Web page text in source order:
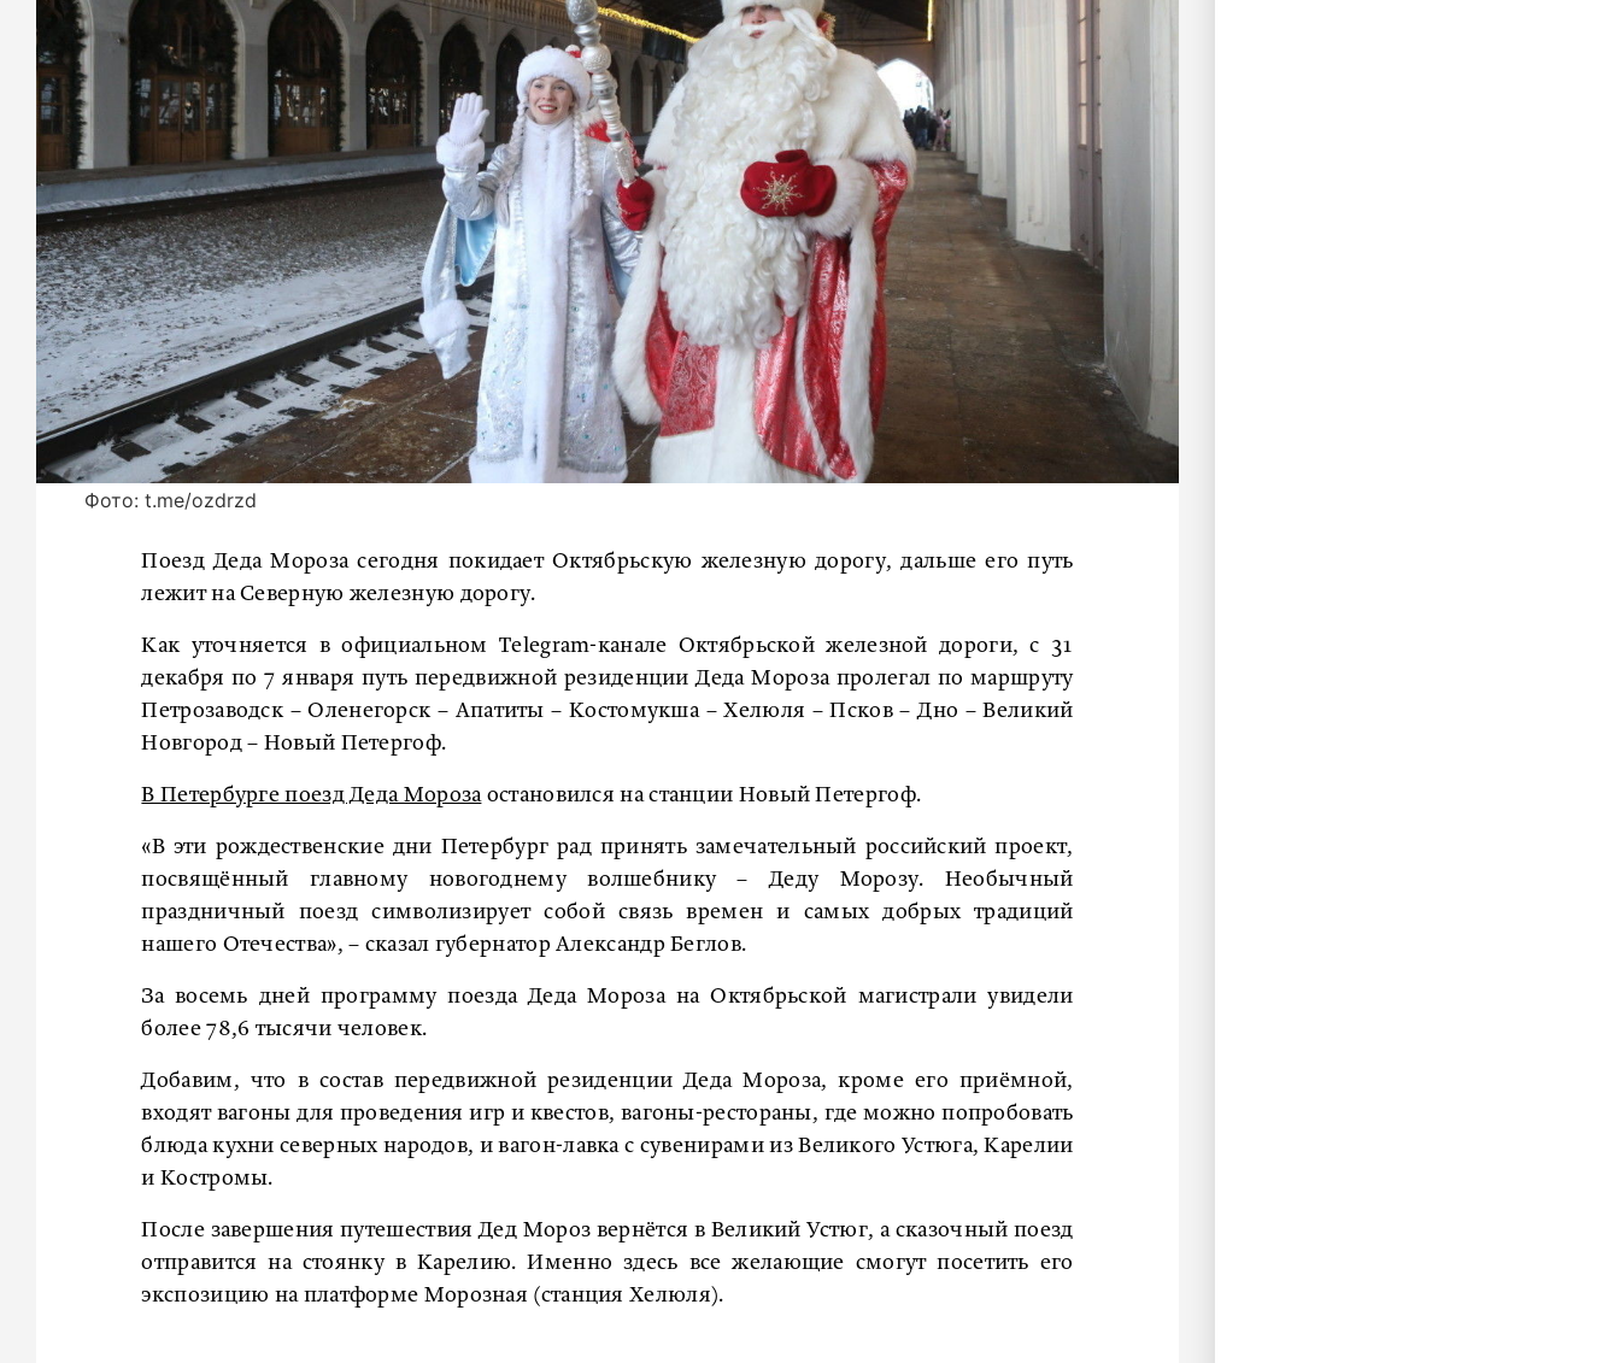
Фото: t.me/ozdrzd
Поезд Деда Мороза сегодня покидает Октябрьскую железную дорогу, дальше его путь
лежит на Северную железную дорогу.
Как уточняется в официальном Telegram-канале Октябрьской железной дороги, с 31
декабря по 7 января путь передвижной резиденции Деда Мороза пролегал по маршруту
Петрозаводск – Оленегорск – Апатиты – Костомукша – Хелюля – Псков – Дно – Великий
Новгород – Новый Петергоф.
В Петербурге поезд Деда Морозаостановился на станции Новый Петергоф.
«В эти рождественские дни Петербург рад принять замечательный российский проект,
посвящённый главному новогоднему волшебнику – Деду Морозу. Необычный
праздничный поезд символизирует собой связь времен и самых добрых традиций
нашего Отечества», – сказал губернатор Александр Беглов.
За восемь дней программу поезда Деда Мороза на Октябрьской магистрали увидели
более 78,6 тысячи человек.
Добавим, что в состав передвижной резиденции Деда Мороза, кроме его приёмной,
входят вагоны для проведения игр и квестов, вагоны-рестораны, где можно попробовать
блюда кухни северных народов, и вагон-лавка с сувенирами из Великого Устюга, Карелии
и Костромы.
После завершения путешествия Дед Мороз вернётся в Великий Устюг, а сказочный поезд
отправится на стоянку в Карелию. Именно здесь все желающие смогут посетить его
экспозицию на платформе Морозная (станция Хелюля).